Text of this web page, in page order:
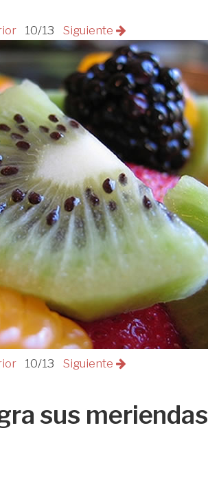
10/13 Siguiente
10/13 Siguiente
sus meriendas